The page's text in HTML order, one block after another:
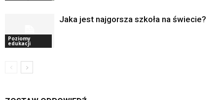
Poziomy
edukacji
Jaka jest najgorsza szkoła na świecie?